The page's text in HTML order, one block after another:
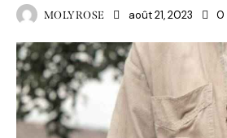
MOLYROSE août 21, 2023 0